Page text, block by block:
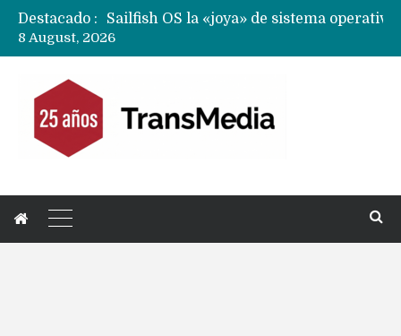
Destacado :
8 August, 2026